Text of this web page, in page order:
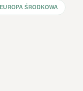
EUROPA ŚRODKOWA